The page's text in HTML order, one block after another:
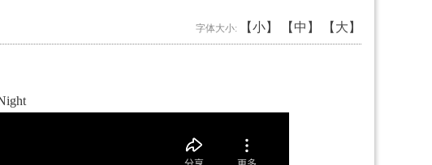
字体大小: 【小】 【中】 【大】